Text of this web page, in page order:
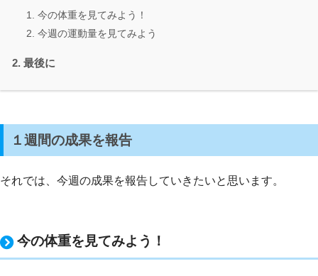
今の体重を見てみよう！
今週の運動量を見てみよう
最後に
１週間の成果を報告
それでは、今週の成果を報告していきたいと思います。
今の体重を見てみよう！